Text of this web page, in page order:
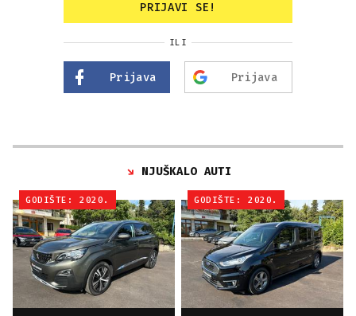
PRIJAVI SE!
ILI
Prijava Prijava
NJUŠKALO AUTI
GODIŠTE: 2020. GODIŠTE: 2020.